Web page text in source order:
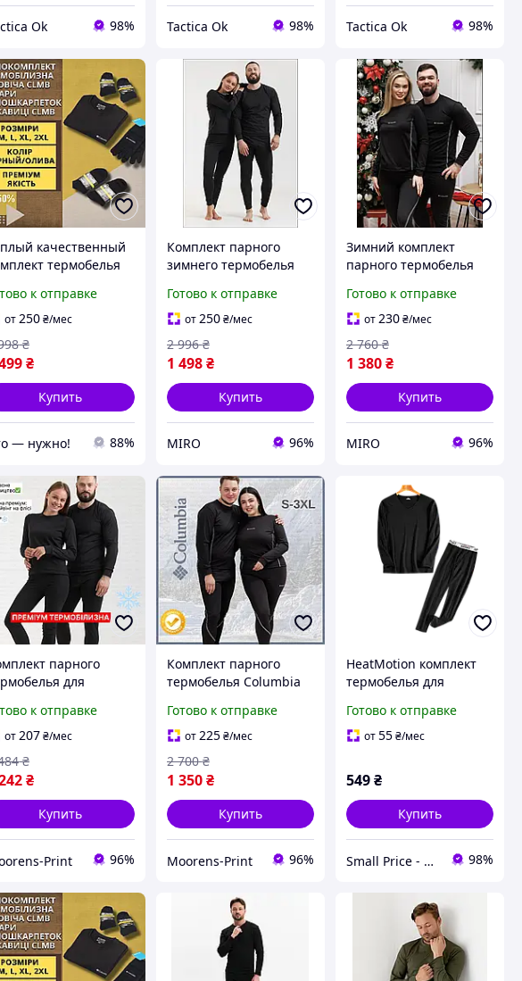
Ok 98% Tactica Ok 98% Tactica Ok 98%
качественный
термобелья
4 пары
перчатки и
NOW
к отправке
от250₴/мес
₴
₴
Купить
— нужно! 88%
Комплект парного
зимнего термобелья
кофта и штаны на
флисе черное
Готово к отправке
от250 ₴/мес
1 498 ₴
2 996 ₴
Купить
MIRO 96%
Зимний комплект
парного термобелья
женщин кофта и
штаны на флисе
черное
Готово к отправке
от230₴/мес
1 380₴
2 760 ₴
Купить
MIRO 96%
парного
для
на флисе в
кофта и
черного цвета
р
к отправке
от207₴/мес
₴
₴
Купить
Print 96%
Комплект парного
термобелья Columbia
зимнее на флисе кофта
и штаны черного
цвета Moor-р
Готово к отправке
от225 ₴/мес
1 350 ₴
2 700 ₴
Купить
Moorens-Print 96%
HeatMotion комплект
термобелья для
Готово к отправке
от55₴/мес
549₴
Купить
Small Price - интернет-магазин товаров для дома 98%